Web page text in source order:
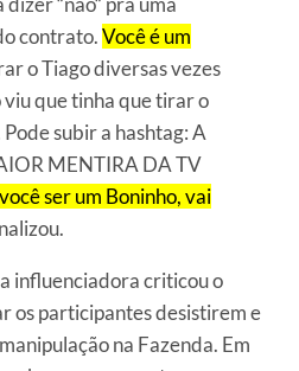
contrato.Você é um
o Tiago diversas vezes
que tinha que tirar o
subir a hashtag: A
MENTIRA DA TV
ser um Boninho, vai
influenciadora criticou o
os participantes desistirem e
na Fazenda. Em